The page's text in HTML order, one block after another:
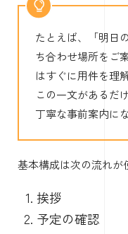
たとえば、「明日
ち合わせ場所をご
はすぐに用件を理
この一文があるだ
丁寧な事前案内に
基本構成は次の流れが
挨拶
予定の確認